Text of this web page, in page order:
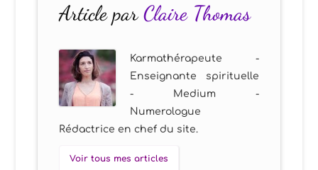
Article parClaire Thomas
Karmathérapeute -
Enseignante spirituelle
- Medium -
Numerologue
Rédactrice en chef du site.
Voir tous mes articles